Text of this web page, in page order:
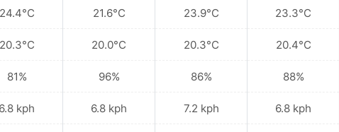
24.4°C
20.3°C
81%
6.8 kph
21.6°C
20.0°C
96%
6.8 kph
23.9°C
20.3°C
86%
7.2 kph
23.3°C
20.4°C
88%
6.8 kph